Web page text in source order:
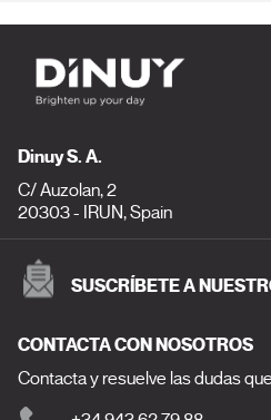
Dinuy S. A.
C/ Auzolan, 2
20303 - IRUN, Spain
SUSCRÍBETE A
CONTACTA CON NOSOTROS
Contacta y resuelve las dudas